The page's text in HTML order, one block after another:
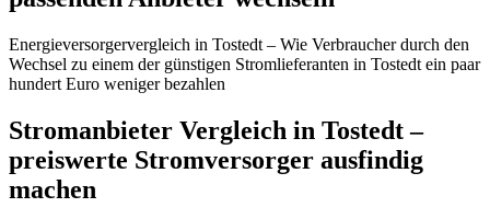
Energieversorgervergleich in Tostedt – Wie Verbraucher durch den
Wechsel zu einem der günstigen Stromlieferanten in Tostedt ein paar
hundert Euro weniger bezahlen
Stromanbieter Vergleich in Tostedt –
preiswerte Stromversorger ausfindig
machen